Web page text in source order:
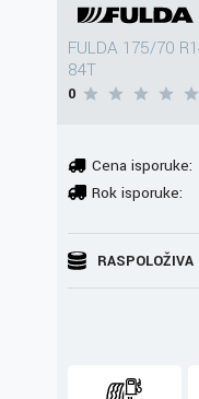
FULDA 175/70
84T
0
Cena isporuke:
Rok isporuke: